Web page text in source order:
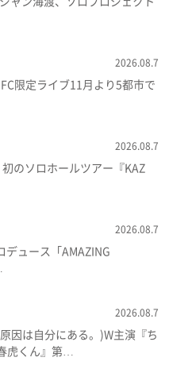
2026.08.7
限定ライブ11月より5都市で
2026.08.7
初のソロホールツアー『KAZ
2026.08.7
デュース「AMAZING
2026.08.7
因は自分にある。)W主演『ち
虎くん』第…